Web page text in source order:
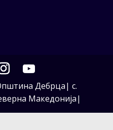
Дебрца| с.
Македонија|